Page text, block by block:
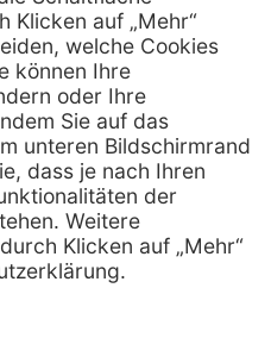
Hilfe
FAQs
Kontakt
Lob & Kritik
Rechtliches
Impressum
Datenschutz
AGB